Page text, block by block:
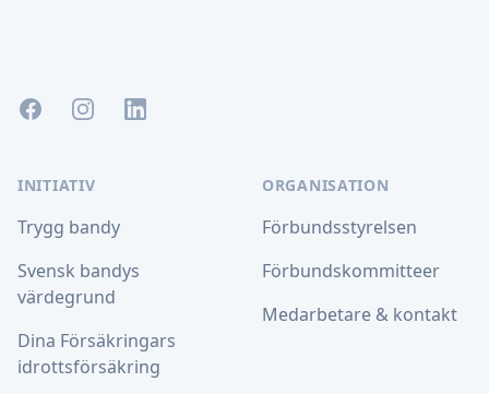
FacebookInstagramLinkedIn
INITIATIV
Trygg bandy
Svensk bandys
värdegrund
Dina Försäkringars
idrottsförsäkring
ORGANISATION
Förbundsstyrelsen
Förbundskommitteer
Medarbetare & kontakt